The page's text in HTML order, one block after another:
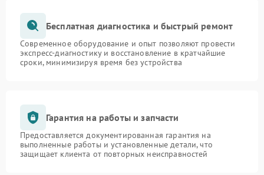
Бесплатная диагностика и быстрый ремонт
Современное оборудование и опыт позволяют провести
экспресс-диагностику и восстановление в кратчайшие
сроки, минимизируя время без устройства
Гарантия на работы и запчасти
Предоставляется документированная гарантия на
выполненные работы и установленные детали, что
защищает клиента от повторных неисправностей